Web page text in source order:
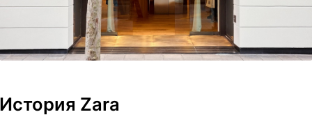
История Zara